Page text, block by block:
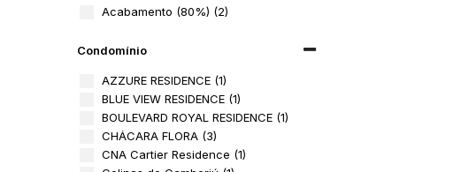
Acabamento (80%) (2)
Condomínio
AZZURE RESIDENCE (1)
BLUE VIEW RESIDENCE (1)
BOULEVARD ROYAL RESIDENCE (1)
CHÁCARA FLORA (3)
CNA Cartier Residence (1)